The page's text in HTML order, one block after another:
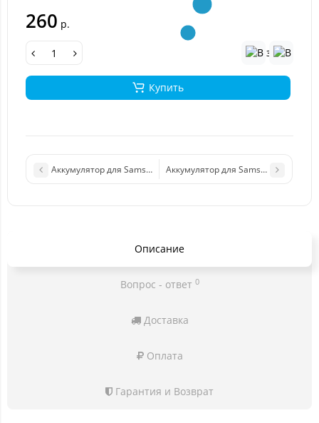
260 р.
Купить
Аккумулятор для Samsung EB-BG950ABE (G950F/S8) Premium
Аккумулятор для Samsung EB-
Описание
Вопрос - ответ 0
Доставка
Оплата
Гарантия и Возврат